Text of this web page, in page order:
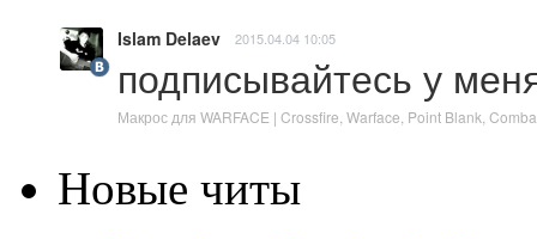
Islam Delaev 2015.04.04 10:05
подписывайтесь у
Макрос для WARFACE | Crossfire, Warface, Point Blank,
Новые читы